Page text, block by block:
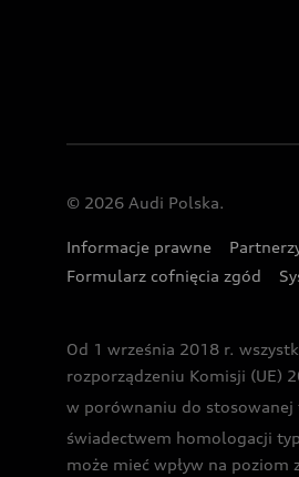
© 2026 Audi Polska.
Informacje prawne
Formularz cofnięcia zgód
Od 1 września 2018 r.
rozporządzeniu Komisji (UE)
w porównaniu do stosowanej
świadectwem homologacji
może mieć wpływ na poziom